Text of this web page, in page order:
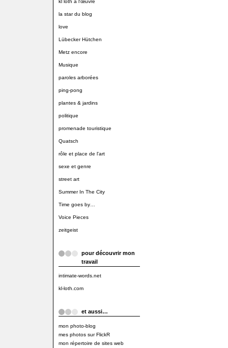
la star du blog
love
Lübecker Hütchen
Metz encore
Musique
paroles arborées
ping-pong
plantes & jardins
politique
promenade touristique
Quatsch
rôle et place de l'art
sexe et genre
street art
Summer In The City
Time goes by…
Voice Pieces
zeitgeist
pour découvrir mon
travail
intimate-words.net
kl-loth.com
et aussi…
mon photo-blog
mes photos sur FlickR
mon répertoire de sites web